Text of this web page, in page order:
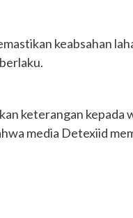
keabsahan
keterangan
media Detexiid